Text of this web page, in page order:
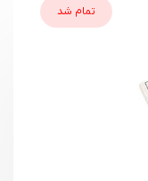
تمام شد